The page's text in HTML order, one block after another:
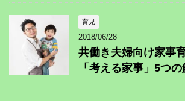
育児
2018/06/28
共働き夫婦向け家事
「考える家事」5つ